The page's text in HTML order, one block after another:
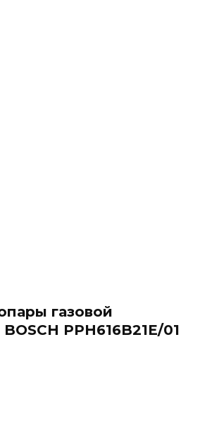
газовой
PPH616B21E/01